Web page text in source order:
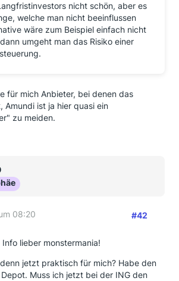
nicht schön, aber es
welche man nicht beeinflussen
wäre zum Beispiel einfach nicht
umgeht man das Risiko einer
für mich Anbieter, bei denen das
Amundi ist ja hier quasi ein
zu meiden.
08:20 #42
lieber monstermania!
jetzt praktisch für mich? Habe den
Depot. Muss ich jetzt bei der ING den